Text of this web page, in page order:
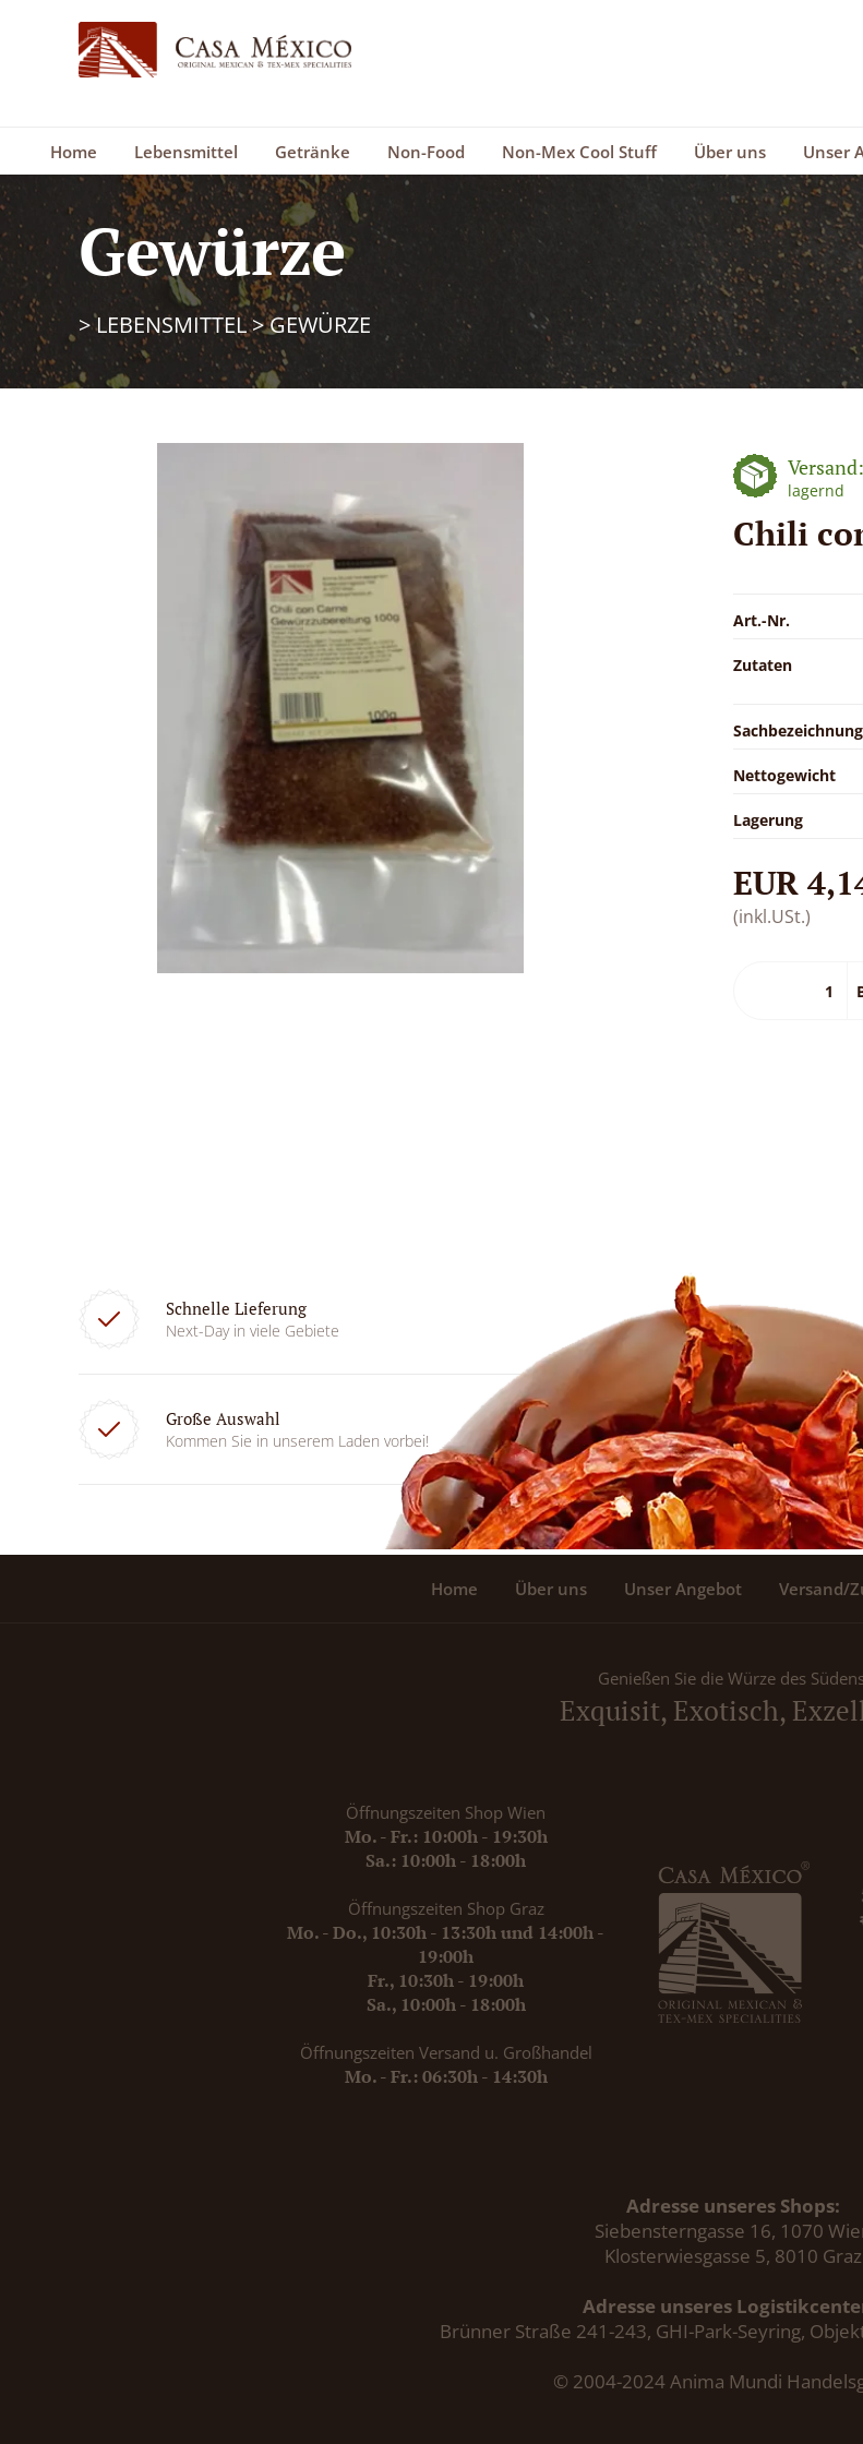
Home Lebensmittel Getränke Non-Food Non-Mex Cool Stuff Über uns Unser
Gewürze
>LEBENSMITTEL>GEWÜRZE
Versand:
lagernd
Chili
Art.-Nr.
Zutaten
Sachbezeichnung
Nettogewicht
Lagerung
EUR
(inkl.USt.)
Schnelle Lieferung
Next-Day in viele Gebiete
Große Auswahl
Kommen Sie in unserem Laden vorbei!
Home Über uns Unser Angebot Versand/
Genießen Sie die Würze des
Exquisit, Exotisch,
Öffnungszeiten Shop Wien
Mo. - Fr.: 10:00h - 19:30h
Sa.: 10:00h - 18:00h
Öffnungszeiten Shop Graz
Mo. - Do., 10:30h - 13:30h und 14:00h -
19:00h
Fr., 10:30h - 19:00h
Sa., 10:00h - 18:00h
Öffnungszeiten Versand u. Großhandel
Mo. - Fr.: 06:30h - 14:30h
Adresse unseres Shops:
Siebensterngasse 16, 1070
Klosterwiesgasse 5, 8010 Graz
Adresse unseres
Brünner Straße 241-243, GHI-Park-Seyring,
© 2004-2024 Anima Mundi